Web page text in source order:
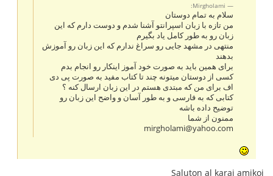
Mirgholami:
سلام به تمام دوستان
من تازه با زبان اسپرانتو آشنا شدم و دوست دارم که این
زبان رو به طور کامل یاد بگیرم
منتهی در مشهد جایی رو سراغ ندارم که این زبان رو آموزش
بدهند
برای همین باید به صورت خود آموز اینکار رو انجام بدم
کسی از دوستان میتونه چند تا کتاب مفید به صورت پی دی
اف برای من که مبتدی هستم در این زبان ارسال کنه ؟
کتابی که به فارسی و به طور آسان و واضح این زبان رو
توضیح داده باشه
ممنون از شما
mirgholami@yahoo.com
Saluton al karaj amikoj